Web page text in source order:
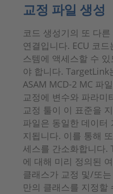
교정 파일 생성
코드 생성기의 또 다
연결입니다. ECU 코
스템에 액세스할 수
야 합니다.
ASAM MCD-2 MC 파
교정에 변수와 파라미
교정 툴이 이 표준을
파일은 동일한 데이터
지됩니다. 이를 통해
세스를 간소화합니다.
에 대해 미리 정의된
클래스가 교정 및/또
만의 클래스를 지정할